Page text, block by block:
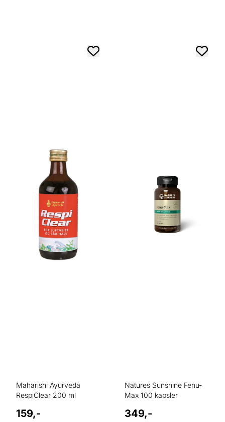
Maharishi Ayurveda
RespiClear 200 ml
159,-
Natures Sunshine Fenu-
Max 100 kapsler
349,-